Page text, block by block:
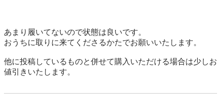
あまり履いてないので状態は良いです。
おうちに取りに来てくださるかたでお願いいたします。
他に投稿しているものと併せて購入いただける場合は少しお
値引きいたします。